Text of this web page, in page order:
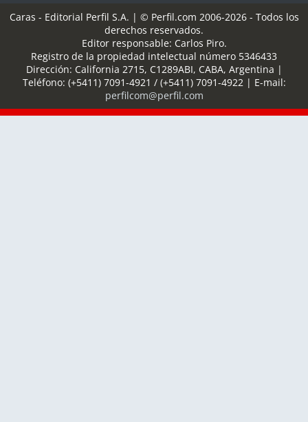
Caras - Editorial Perfil S.A. | © Perfil.com 2006-2026 - Todos los
derechos reservados.
Editor responsable: Carlos Piro.
Registro de la propiedad intelectual número 5346433
Dirección: California 2715, C1289ABI, CABA, Argentina |
Teléfono: (+5411) 7091-4921 / (+5411) 7091-4922| E-mail:
perfilcom@perfil.com